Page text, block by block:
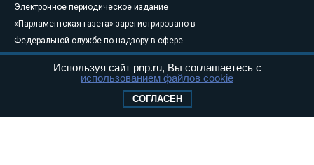
Электронное периодическое издание
«Парламентская газета» зарегистрировано в
Федеральной службе по надзору в сфере
связи, информационных технологий и
массовых коммуникаций (Роскомнадзор) 05
Свидетельство о регистрации Эл № ФС77-
Используя сайт pnp.ru, Вы соглашаетесь с
использованием файлов cookie
СОГЛАСЕН